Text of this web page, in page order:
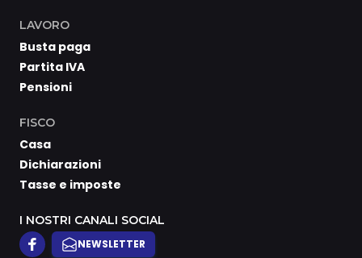
LAVORO
Busta paga
Partita IVA
Pensioni
FISCO
Casa
Dichiarazioni
Tasse e imposte
I NOSTRI CANALI SOCIAL
NEWSLETTER